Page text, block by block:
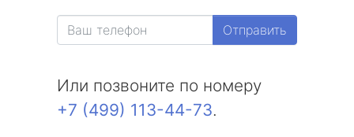
Отправить
Или позвоните по номеру
+7 (499) 113-44-73.